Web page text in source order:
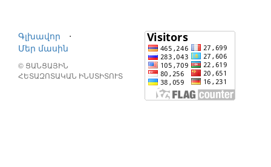
Գլխավոր
⋅
Մեր մասին
© ՑԱՆՑԱՅԻՆ
ՀԵՏԱԶՈՏԱԿԱՆ ԻՆՍՏԻՏՈՒՏ